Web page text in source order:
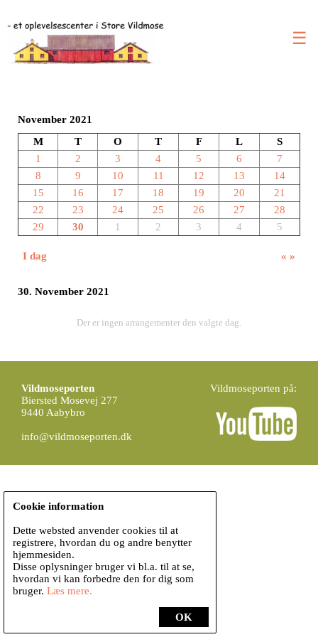
☰
November 2021
M
T O T F L
S
1
2 3 4 5 6
7
8
9 10 11 12 13
14
15
16 17 18 19 20
21
22
23 24 25 26 27
28
29
30 1 2 3 4 5
I dag « »
30. November 2021
Der er ingen arrangementer den valgte dag.
Vildmoseporten
Biersted Mosevej 277
9440 Aabybro
info@vildmoseporten.dk
Vildmoseporten på:
OK
Cookie information
Dette websted anvender cookies til at
registrere, hvordan du og andre benytter
hjemmesiden.
Disse oplysninger bruger vi bl.a. til at se,
hvordan vi kan forbedre den for dig som
bruger. Læs mere.